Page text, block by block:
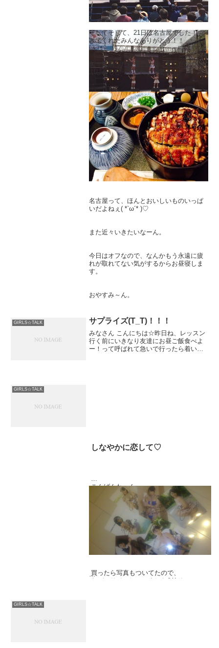
そしてそして、21日は名古屋でした！
きてくれたみんなありがとう！！
久々に踊ったら昼ごはんに食べたひつま
ぶしがもどってきたよ。驚き！
名古屋って、ほんとおいしいものいっぱ
いだよねぇ( *`ω´* )♡
また近々いきたいなーん。
今日はオフなので、なんかもう永遠に疲
れが取れてない気がするからお昼寝しま
す。
おやすみ～ん。
GIRLS☆TALK サプライズ(T_T)！！！
みなさん こんにちは☆昨日ね、レッスン
行く前にいきなり友達にお昼ご飯食べよ
ー！って呼ばれて急いで行ったら着いた
GIRLS☆TALK
しなやかに恋して♡
こんばんわーん。
な、な、な、なーーーんとっ！
今日は4枚目のDVDしなやかに恋しての発
あゆも、買いました。
買ったら写真もついてたので、
なぜかサインしてみました('-' )ﾉｼ
GIRLS☆TALK